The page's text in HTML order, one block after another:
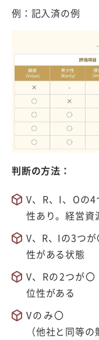
例：記入済の例
判断の方法：
V、R、I、O
性あり。経営資
V、R、Iの3
性がある状態
V、Rの2
位性がある
Vのみ
（他社と同等の